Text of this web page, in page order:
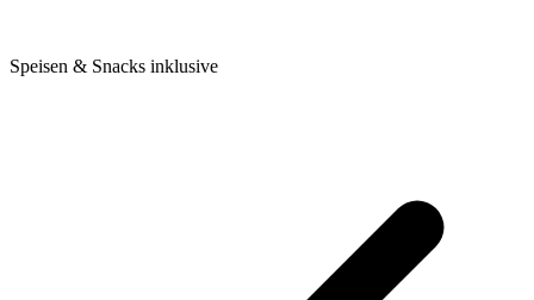
Speisen & Snacks inklusive